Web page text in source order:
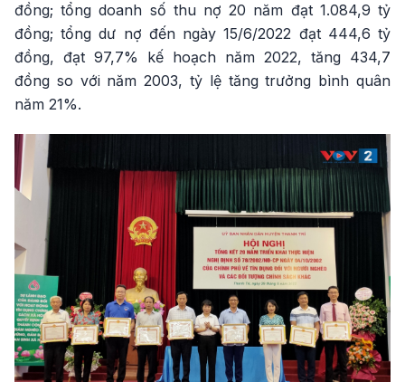
đồng; tổng doanh số thu nợ 20 năm đạt 1.084,9 tỷ
đồng; tổng dư nợ đến ngày 15/6/2022 đạt 444,6 tỷ
đồng, đạt 97,7% kế hoạch năm 2022, tăng 434,7
đồng so với năm 2003, tỷ lệ tăng trưởng bình quân
năm 21%.